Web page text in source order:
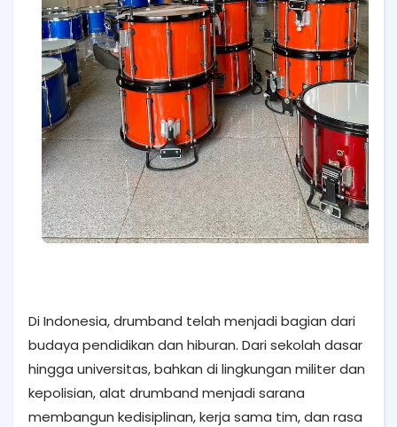
Di Indonesia, drumband telah menjadi bagian dari
budaya pendidikan dan hiburan. Dari sekolah dasar
hingga universitas, bahkan di lingkungan militer dan
kepolisian, alat drumband menjadi sarana
membangun kedisiplinan, kerja sama tim, dan rasa